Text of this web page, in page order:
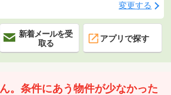
変更する
新着メールを受
取る
アプリで探す
。条件にあう物件が少なかった